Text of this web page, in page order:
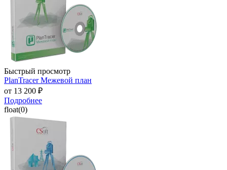
Быстрый просмотр
PlanTracer Межевой план
от 13 200 ₽
Подробнее
float(0)